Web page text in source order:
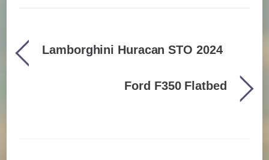
Lamborghini Huracan STO 2024
Ford F350 Flatbed